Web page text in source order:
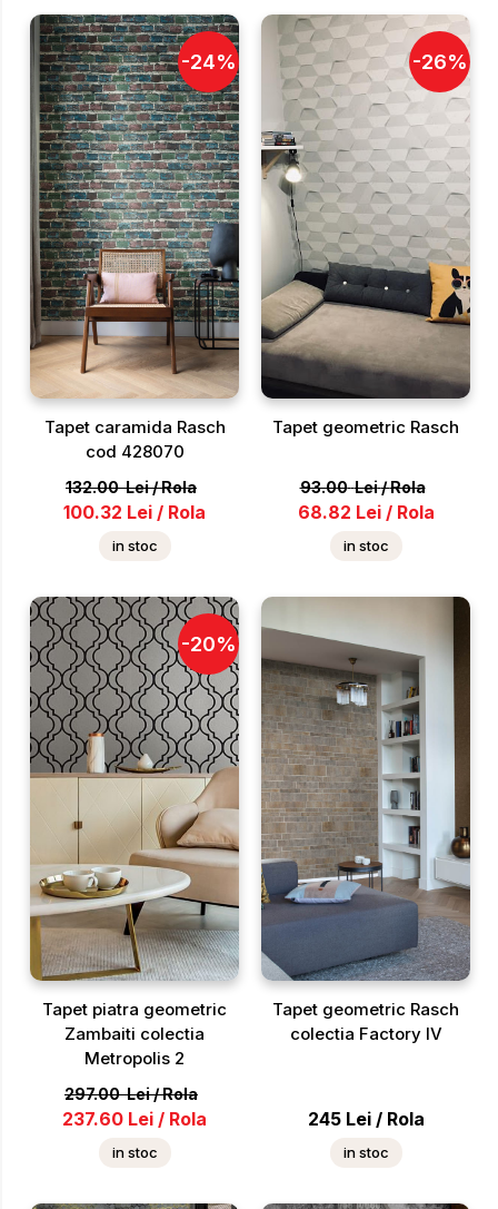
-24%
Tapet caramida Rasch
cod 428070
132.00 Lei/Rola
100.32 Lei / Rola
in stoc
-26%
Tapet geometric Rasch
93.00 Lei/Rola
68.82 Lei / Rola
in stoc
-20%
Tapet piatra geometric
Zambaiti colectia
Metropolis 2
297.00 Lei/Rola
237.60 Lei / Rola
in stoc
Tapet geometric Rasch
colectia Factory IV
245 Lei / Rola
in stoc